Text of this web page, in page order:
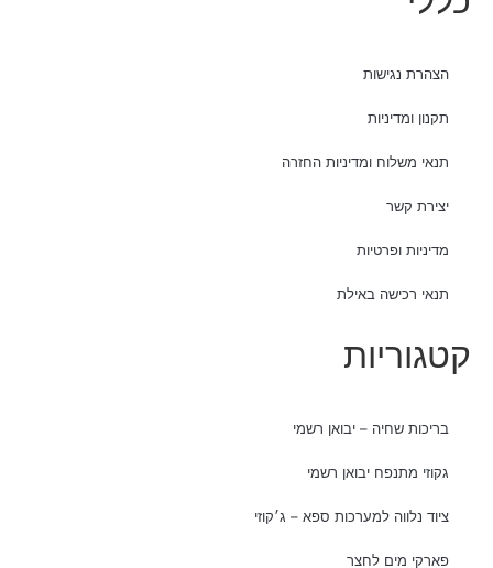
הצהרת נגישות
תקנון ומדיניות
תנאי משלוח ומדיניות החזרה
יצירת קשר
מדיניות ופרטיות
תנאי רכישה באילת
קטגוריות
בריכות שחיה – יבואן רשמי
גקוזי מתנפח יבואן רשמי
ציוד נלווה למערכות ספא – ג׳קוזי
פארקי מים לחצר